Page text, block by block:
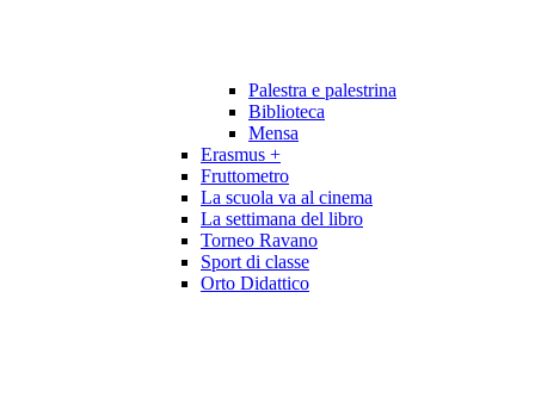
Palestra e palestrina
Biblioteca
Mensa
Erasmus +
Fruttometro
La scuola va al cinema
La settimana del libro
Torneo Ravano
Sport di classe
Orto Didattico